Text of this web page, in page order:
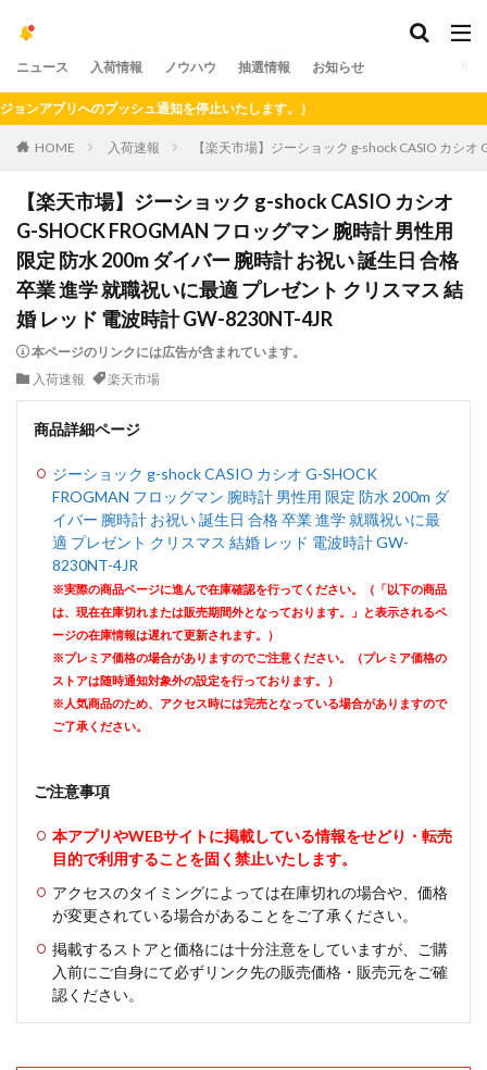
ニュース 入荷情報 ノウハウ 抽選情報 お知らせ
プリへのプッシュ通知を停止いたします。）
HOME 入荷速報 【楽天市場】ジーショック g-shock CASIO カシ
【楽天市場】ジーショック g-shock CASIO カシオ
G-SHOCK FROGMAN フロッグマン 腕時計 男性用
限定 防水 200m ダイバー 腕時計 お祝い 誕生日 合格
卒業 進学 就職祝いに最適 プレゼント クリスマス 結
婚 レッド 電波時計 GW-8230NT-4JR
本ページのリンクには広告が含まれています。
入荷速報
楽天市場
商品詳細ページ
ジーショック g-shock CASIO カシオ G-SHOCK
FROGMAN フロッグマン 腕時計 男性用 限定 防水 200m ダ
イバー 腕時計 お祝い 誕生日 合格 卒業 進学 就職祝いに最
適 プレゼント クリスマス 結婚 レッド 電波時計 GW-
8230NT-4JR
※実際の商品ページに進んで在庫確認を行ってください。（「以下の商品
は、現在在庫切れまたは販売期間外となっております。」と表示されるペ
ージの在庫情報は遅れて更新されます。）
※プレミア価格の場合がありますのでご注意ください。（プレミア価格の
ストアは随時通知対象外の設定を行っております。）
※人気商品のため、アクセス時には完売となっている場合がありますので
ご了承ください。
ご注意事項
本アプリやWEBサイトに掲載している情報をせどり・転売
目的で利用することを固く禁止いたします。
アクセスのタイミングによっては在庫切れの場合や、価格
が変更されている場合があることをご了承ください。
掲載するストアと価格には十分注意をしていますが、ご購
入前にご自身にて必ずリンク先の販売価格・販売元をご確
認ください。